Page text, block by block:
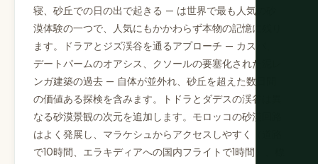
寝、砂丘での日の出で起きる — は世界で最も人気の砂
漠体験の一つで、人気にもかかわらず本物の記憶に残り
ます。ドラアとジズ渓谷を通るアプローチ — カスバ、
デートパームのオアシス、クソールの要塞化された泥レ
ンガ建築の過去 — 自体が並外れ、砂丘を超えた数日間
の価値ある探検を含みます。トドラとダデスの渓谷は異
なる砂漠景観の次元を追加します。モロッコの砂漠回路
はよく発展し、マラケシュからアクセスしやすく（道路
で10時間、エラキディアへの国内フライトで1時間）、標